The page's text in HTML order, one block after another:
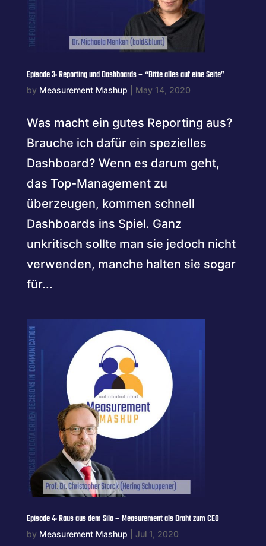
Episode 3: Reporting und Dashboards – “Bitte alles auf eine Seite”
by Measurement Mashup May 14, 2020
Was macht ein gutes Reporting aus?
Brauche ich dafür ein spezielles
Dashboard? Wenn es darum geht,
das Top-Management zu
überzeugen, kommen schnell
Dashboards ins Spiel. Ganz
unkritisch sollte man sie jedoch nicht
verwenden, manche halten sie sogar
für...
Episode 4: Raus aus dem Silo – Measurement als Draht zum CEO
by Measurement Mashup Jul 1, 2020